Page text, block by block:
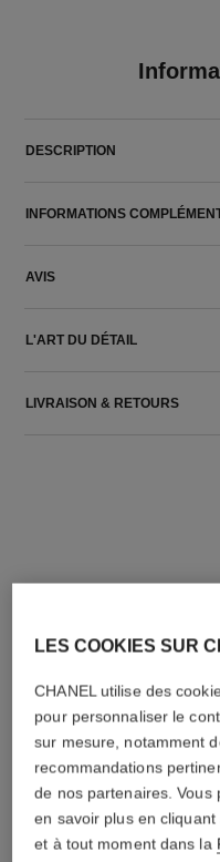
DESCRIPTION
INFORMATIONS
AVIS
L'ART DU DÉTAIL
LIVRAISON & RETOURS
LES COOKIES SUR
CHANEL utilise des
pour personnaliser le
sur mesure, notamment
recommandations
de nos partenaires. Vous
en savoir plus en
et à tout moment dans la